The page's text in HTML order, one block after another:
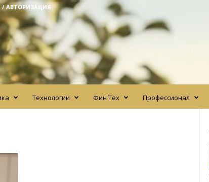
/ АВТОРИЗАЦИЯ
Технологии Фин Тех Профессионал